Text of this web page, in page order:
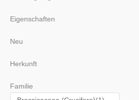
Eigenschaften
Neu
Herkunft
Familie